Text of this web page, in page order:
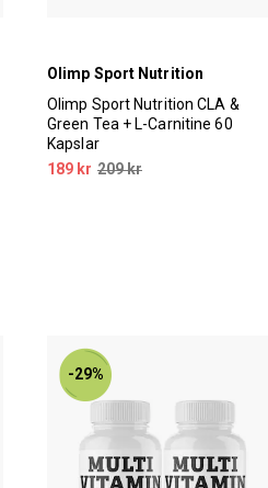
Olimp Sport Nutrition
Olimp Sport Nutrition CLA &
Green Tea + L-Carnitine 60
Kapslar
189 kr 209 kr
-29%